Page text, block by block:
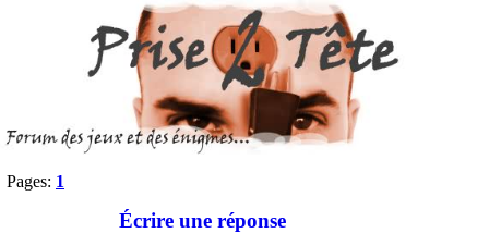
Pages: 1
Écrire une réponse